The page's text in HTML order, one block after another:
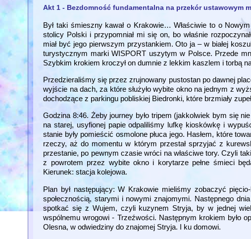
Akt 1 - Bezdomność fundamentalna na przekór ustawowym
Był taki śmieszny kawał o Krakowie… Właściwie to o
stolicy Polski i przypomniał mi się on, bo właśnie
miał być jego pierwszym przystankiem. Oto ja – w białej
turystycznym marki WISPORT uszytym w Polsce. Przede
Szybkim krokiem kroczył on dumnie z lekkim kaszlem i torbą
Przedzieraliśmy się przez zrujnowany pustostan po dawnej
wyjście na dach, za które służyło wybite okno na jednym z
dochodzące z parkingu pobliskiej Biedronki, które brzmiały
Godzina 8:46. Żeby journey było tripem (jakkolwiek bym się
na starej, usyfionej papie odpaliliśmy lufkę kioskówkę i
stanie były pomieścić osmolone płuca jego. Hasłem, które
rzeczy, aż do momentu w którym przestał sprzyjać z
przestanie, po pewnym czasie wróci na właściwe tory. Czyli
z powrotem przez wybite okno i korytarze pełne śmieci
Kierunek: stacja kolejowa.
Plan był następujący: W Krakowie mieliśmy zobaczyć
społecznością, starymi i nowymi znajomymi. Następnego
spotkać się z Wujem, czyli kuzynem Stryja, by w jednej
wspólnemu wrogowi - Trzeźwości. Następnym krokiem było
Olesna, w odwiedziny do znajomej Stryja. I ku domowi.